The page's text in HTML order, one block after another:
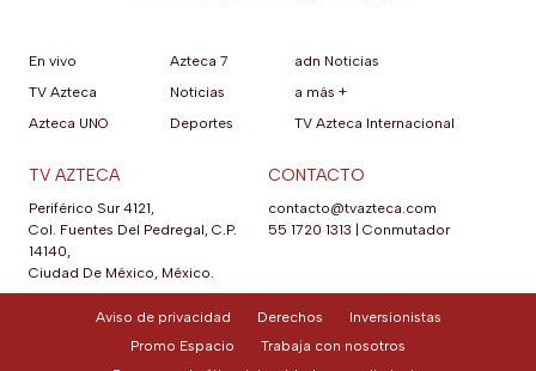
En vivo
TV Azteca
Azteca UNO
Azteca 7
Noticias
Deportes
adn Noticias
a más +
TV Azteca Internacional
TV AZTECA
Periférico Sur 4121,
Col. Fuentes Del Pedregal, C.P.
14140,
Ciudad De México, México.
CONTACTO
contacto@tvazteca.com
55 1720 1313
Conmutador
Aviso de privacidad Derechos
Inversionistas
Promo Espacio
Trabaja con nosotros